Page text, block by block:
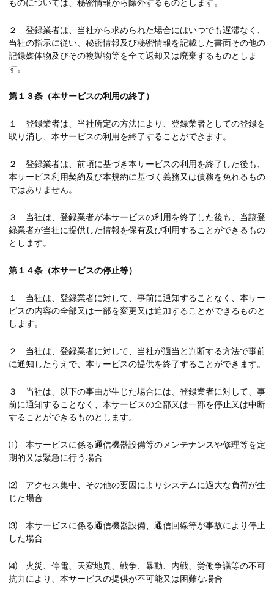
ものについては、秘密情報から除外するものとします。
２ 登録業者は、当社から求められた場合にはいつでも遅滞なく、
当社の指示に従い、秘密情報及び秘密情報を記載した書面その他の
記録媒体物及びその複製物等を全て返却又は廃棄するものとしま
す。
第１３条（本サービスの利用の終了）
１ 登録業者は、当社所定の方法により、登録業者としての登録を
取り消し、本サービスの利用を終了することができます。
２ 登録業者は、前項に基づき本サービスの利用を終了した後も、
本サービス利用契約及び本規約に基づく義務又は債務を免れるもの
ではありません。
３ 当社は、登録業者が本サービスの利用を終了した後も、当該登
録業者が当社に提供した情報を保有及び利用することができるもの
とします。
第１４条（本サービスの停止等）
１ 当社は、登録業者に対して、事前に通知することなく、本サー
ビスの内容の全部又は一部を変更又は追加することができるものと
します。
２ 当社は、登録業者に対して、当社が適当と判断する方法で事前
に通知したうえで、本サービスの提供を終了することができます。
３ 当社は、以下の事由が生じた場合には、登録業者に対して、事
前に通知することなく、本サービスの全部又は一部を停止又は中断
することができるものとします。
⑴ 本サービスに係る通信機器設備等のメンテナンスや修理等を定
期的又は緊急に行う場合
⑵ アクセス集中、その他の要因によりシステムに過大な負荷が生
じた場合
⑶ 本サービスに係る通信機器設備、通信回線等が事故により停止
した場合
⑷ 火災、停電、天変地異、戦争、暴動、内戦、労働争議等の不可
抗力により、本サービスの提供が不可能又は困難な場合